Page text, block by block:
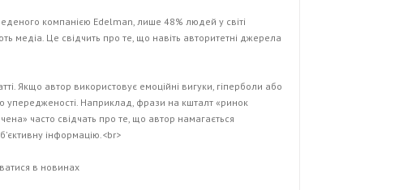
компанією Edelman, лише 48% людей у світі
медіа. Це свідчить про те, що навіть авторитетні джерела
Якщо автор використовує емоційні вигуки, гіперболи або
упередженості. Наприклад, фрази на кшталт «ринок
часто свідчать про те, що автор намагається
інформацію.<br>
в новинах